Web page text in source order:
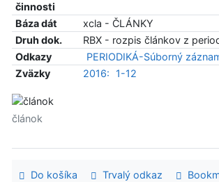
činnosti
Báza dát
xcla - ČLÁNKY
Druh dok.
RBX - rozpis článkov z
Odkazy
PERIODIKÁ-Súborný
Zväzky
2016: 1-12
článok
Do košíka Trvalý odkaz